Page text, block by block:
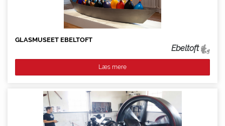
GLASMUSEET EBELTOFT
Ebeltoft
Læs mere